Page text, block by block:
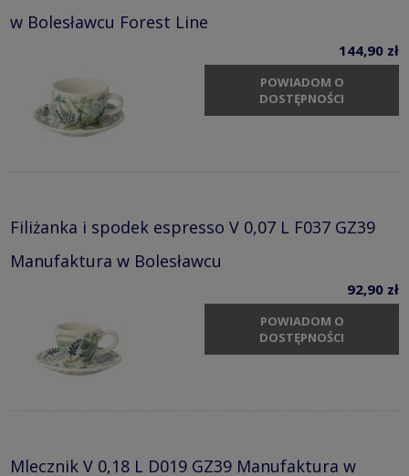
w Bolesławcu Forest Line
144,90 zł
POWIADOM O
DOSTĘPNOŚCI
Filiżanka i spodek espresso V 0,07 L F037 GZ39
Manufaktura w Bolesławcu
92,90 zł
POWIADOM O
DOSTĘPNOŚCI
Mlecznik V 0,18 L D019 GZ39 Manufaktura w